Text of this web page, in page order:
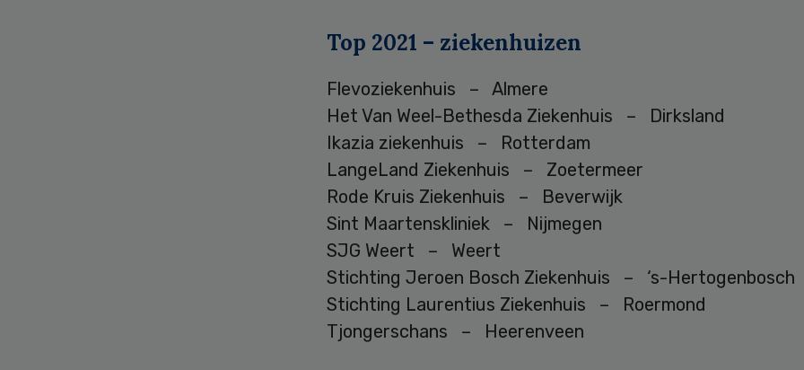
Top 2021 – ziekenhuizen
Flevoziekenhuis – Almere
Het Van Weel-Bethesda Ziekenhuis – Dirksland
Ikazia ziekenhuis – Rotterdam
LangeLand Ziekenhuis – Zoetermeer
Rode Kruis Ziekenhuis – Beverwijk
Sint Maartenskliniek – Nijmegen
SJG Weert – Weert
Stichting Jeroen Bosch Ziekenhuis – ‘s-Hertogenbosch
Stichting Laurentius Ziekenhuis – Roermond
Tjongerschans – Heerenveen